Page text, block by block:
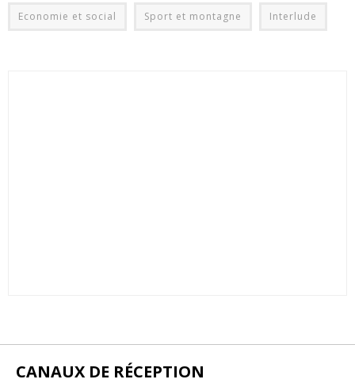
Economie et social Sport et montagne Interlude
CANAUX DE RÉCEPTION